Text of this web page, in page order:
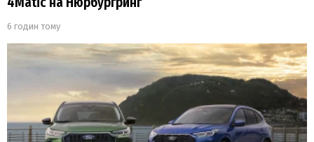
6 годин тому